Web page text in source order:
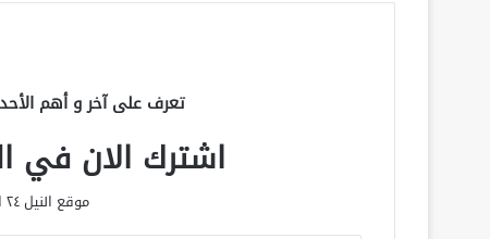
تعرف على آخر و أهم
اشترك الان في
موقع النيل ٢٤ الحصري علي مدار الساعة